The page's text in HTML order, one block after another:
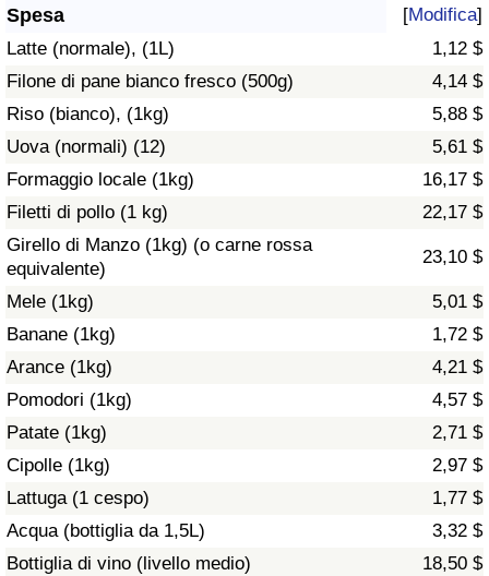
Spesa [Modifica]
Latte (normale), (1L)
1,12 $
Filone di pane bianco fresco (500g)
4,14 $
Riso (bianco), (1kg)
5,88 $
Uova (normali) (12)
5,61 $
Formaggio locale (1kg)
16,17 $
Filetti di pollo (1 kg)
22,17 $
Girello di Manzo (1kg) (o carne rossa
equivalente)
23,10 $
Mele (1kg)
5,01 $
Banane (1kg)
1,72 $
Arance (1kg)
4,21 $
Pomodori (1kg)
4,57 $
Patate (1kg)
2,71 $
Cipolle (1kg)
2,97 $
Lattuga (1 cespo)
1,77 $
Acqua (bottiglia da 1,5L)
3,32 $
Bottiglia di vino (livello medio)
18,50 $
Indice di criminalità per paese
Indice dell’Assistenza Sanitaria (Corrente)
Indice dell’Assistenza Sanitaria
Indice dell’Assistenza Sanitaria per
Nazione
Inquinamento
Indice dell’Inquinamento (Corrente)
Indice di inquinamento
Indice dell’Inquinamento per Nazione
Traffico